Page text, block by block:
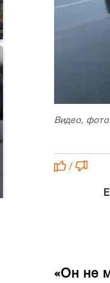
Видео,
/
«Он не